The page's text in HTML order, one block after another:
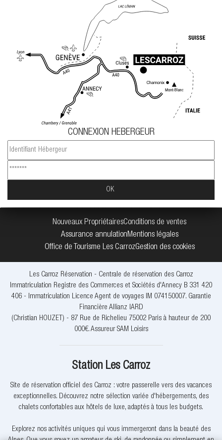
CONNEXION HEBERGEUR
Nouveaux PropriétairesConditions de ventes
Assurance annulationMentions légales
Office de Tourisme Les CarrozGestion des cookies
Les Carroz Réservation - Centrale de réservation des Carroz
Immatriculation Registre des Commerces et Sociétés d'Annecy B 331 420
406 - Immatriculation Licence Agent de voyages IM 074150007. Garantie
Financière Allianz IARD
(Christian HOUZET) - 87 Rue de Richelieu 75002 Paris à hauteur de 200
000€. Assureur SAM Loisirs
Station Les Carroz
Site de réservation officiel des Carroz : votre passerelle vers des vacances
exceptionnelles. Découvrez notre sélection variée d'hébergements, des
chalets confortables aux hôtels de luxe, adaptés à tous les budgets.
Explorez nos activités uniques qui vous immergeront dans la beauté des